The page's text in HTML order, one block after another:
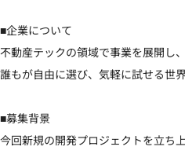
■企業について
不動産テックの領域で事業を展開し
誰もが自由に選び、気軽に試せる世
■募集背景
今回新規の開発プロジェクトを立ち